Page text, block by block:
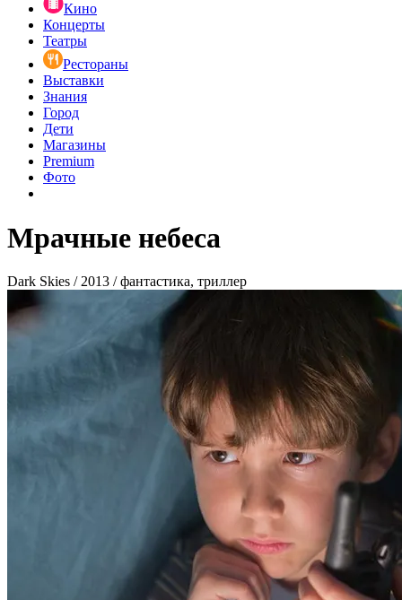
Кино
Концерты
Театры
Рестораны
Выставки
Знания
Город
Дети
Магазины
Premium
Фото
Мрачные небеса
Dark Skies / 2013 / фантастика, триллер